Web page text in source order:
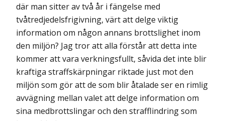
där man sitter av två år i fängelse med
tvåtredjedelsfrigivning, värt att delge viktig
information om någon annans brottslighet inom
den miljön? Jag tror att alla förstår att detta inte
kommer att vara verkningsfullt, såvida det inte blir
kraftiga straffskärpningar riktade just mot den
miljön som gör att de som blir åtalade ser en rimlig
avvägning mellan valet att delge information om
sina medbrottslingar och den strafflindring som